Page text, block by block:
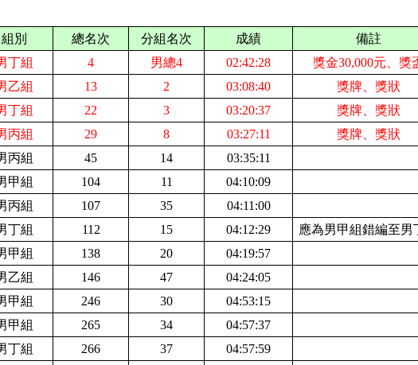
組別 總名次 分組名次 成績
備註
丁組 4 男總4 02:42:28
獎金30,000元、獎
乙組 13 2 03:08:40
獎牌、獎狀
丁組 22 3 03:20:37
獎牌、獎狀
丙組 29 8 03:27:11
獎牌、獎狀
丙組 45 14
03:35:11
甲組 104 11
04:10:09
丙組 107 35
04:11:00
丁組 112 15 04:12:29
應為男甲組錯編至男
甲組 138 20
04:19:57
乙組 146 47
04:24:05
甲組 246 30
04:53:15
甲組 265 34
04:57:37
丁組 266 37
04:57:59